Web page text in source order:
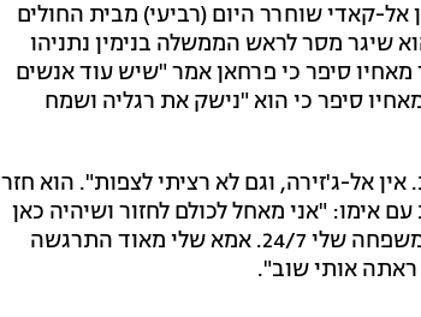
אל-קאדי שוחרר היום (רביעי) מבית החולים
ברהט. הוא שיגר מסר לראש הממשלה בנימין נתניהו
סיפר כי פרחאן אמר "שיש עוד אנשים
סיפר כי הוא "נישק את רגליה ושמח
אל-ג'זירה, וגם לא רציתי לצפות". הוא חזר
"אני מאחל לכולם לחזור ושיהיה כאן
שלום, יהודים ופלסטינים. הכאב הוא אותו כאב. חשבתי על המשפחה שלי 24/7. אמא שלי מאוד התרגשה
אותי שוב".